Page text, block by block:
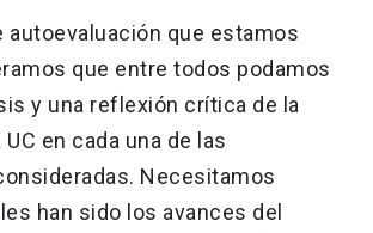
autoevaluación que estamos
que entre todos podamos
y una reflexión crítica de la
en cada una de las
Necesitamos
han sido los avances del